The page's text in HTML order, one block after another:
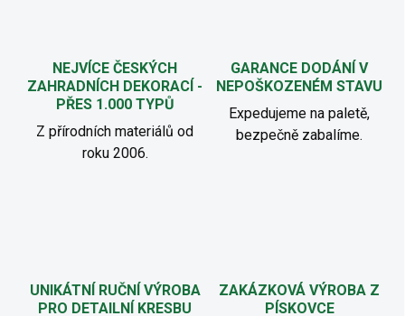
NEJVÍCE ČESKÝCH
ZAHRADNÍCH DEKORACÍ -
PŘES 1.000 TYPŮ
Z přírodních materiálů od
roku 2006.
GARANCE DODÁNÍ V
NEPOŠKOZENÉM STAVU
Expedujeme na paletě,
bezpečně zabalíme.
UNIKÁTNÍ RUČNÍ VÝROBA
PRO DETAILNÍ KRESBU
ZAKÁZKOVÁ VÝROBA Z
PÍSKOVCE